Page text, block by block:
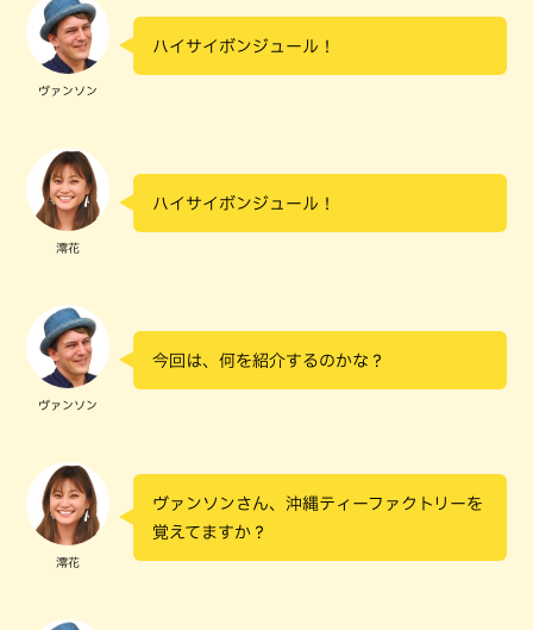
ヴァンソン
ハイサイボンジュール！
澪花
ハイサイボンジュール！
ヴァンソン
今回は、何を紹介するのかな？
澪花
ヴァンソンさん、沖縄ティーファクトリーを
覚えてますか？